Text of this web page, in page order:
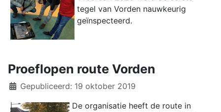
tegel van Vorden nauwkeurig
geïnspecteerd.
Proeflopen route Vorden
DetailsGepubliceerd: 19 oktober 2019
De organisatie heeft de route in